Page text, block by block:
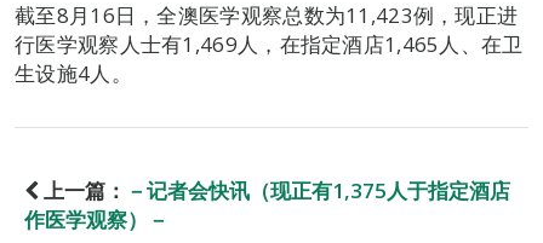
截至8月16日，全澳医学观察总数为11,423例，现正进
行医学观察人士有1,469人，在指定酒店1,465人、在卫
生设施4人。
上一篇： －记者会快讯（现正有1,375人于指定酒店
作医学观察）－